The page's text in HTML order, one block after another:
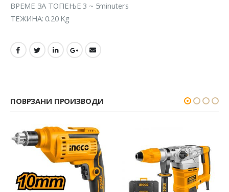
ВРЕМЕ ЗА ТОПЕЊЕ 3 ~ 5minuters
ТЕЖИНА: 0.20 Kg
ПОВРЗАНИ ПРОИЗВОДИ